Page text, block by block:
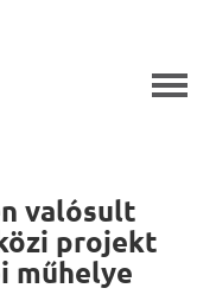
valósult
projekt
műhelye